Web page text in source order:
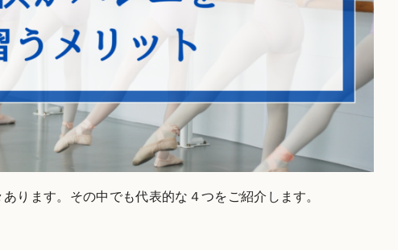
ります。その中でも代表的な４つをご紹介します。